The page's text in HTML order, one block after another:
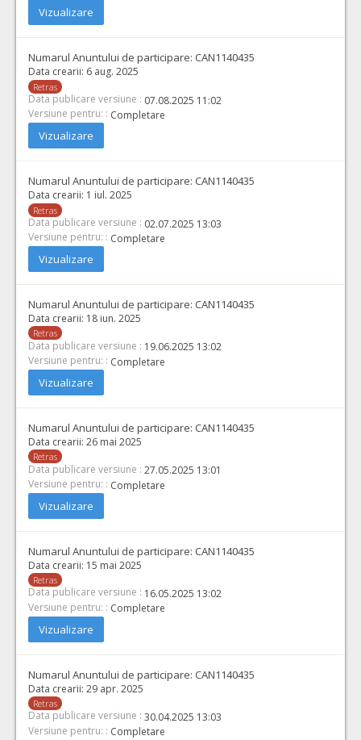
Vizualizare
Numarul Anuntului de participare: CAN1140435
Data crearii: 6 aug. 2025
Retras
Data publicare versiune : 07.08.2025 11:02
Versiune pentru: : Completare
Vizualizare
Numarul Anuntului de participare: CAN1140435
Data crearii: 1 iul. 2025
Retras
Data publicare versiune : 02.07.2025 13:03
Versiune pentru: : Completare
Vizualizare
Numarul Anuntului de participare: CAN1140435
Data crearii: 18 iun. 2025
Retras
Data publicare versiune : 19.06.2025 13:02
Versiune pentru: : Completare
Vizualizare
Numarul Anuntului de participare: CAN1140435
Data crearii: 26 mai 2025
Retras
Data publicare versiune : 27.05.2025 13:01
Versiune pentru: : Completare
Vizualizare
Numarul Anuntului de participare: CAN1140435
Data crearii: 15 mai 2025
Retras
Data publicare versiune : 16.05.2025 13:02
Versiune pentru: : Completare
Vizualizare
Numarul Anuntului de participare: CAN1140435
Data crearii: 29 apr. 2025
Retras
Data publicare versiune : 30.04.2025 13:03
Versiune pentru: : Completare